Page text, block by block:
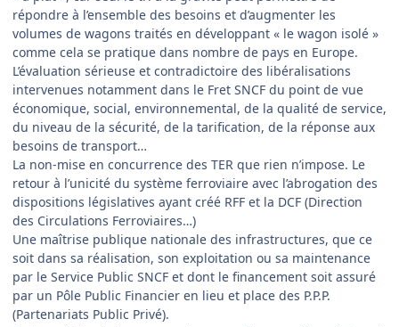
répondre à l’ensemble des besoins et d’augmenter les
volumes de wagons traités en développant « le wagon isolé »
comme cela se pratique dans nombre de pays en Europe.
L’évaluation sérieuse et contradictoire des libéralisations
intervenues notamment dans le Fret SNCF du point de vue
économique, social, environnemental, de la qualité de service,
du niveau de la sécurité, de la tarification, de la réponse aux
besoins de transport…
La non-mise en concurrence des TER que rien n’impose. Le
retour à l’unicité du système ferroviaire avec l’abrogation des
dispositions législatives ayant créé RFF et la DCF (Direction
des Circulations Ferroviaires…)
Une maîtrise publique nationale des infrastructures, que ce
soit dans sa réalisation, son exploitation ou sa maintenance
par le Service Public SNCF et dont le financement soit assuré
par un Pôle Public Financier en lieu et place des P.P.P.
(Partenariats Public Privé).